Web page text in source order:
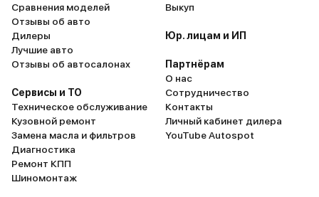
Сравнения моделей
Отзывы об авто
Дилеры
Лучшие авто
Отзывы об автосалонах
Сервисы и ТО
Техническое обслуживание
Кузовной ремонт
Замена масла и фильтров
Диагностика
Ремонт КПП
Шиномонтаж
Выкуп
Юр. лицам и ИП
Партнёрам
О нас
Сотрудничество
Контакты
Личный кабинет дилера
YouTube Autospot